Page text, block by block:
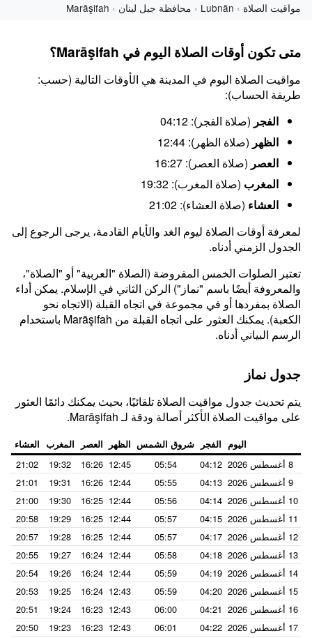
مواقيت الصلاة Lubnān محافظة جبل لبنان
متى تكون أوقات الصلاة اليوم في Marāşifah؟
مواقيت الصلاة اليوم في المدينة هي الأوقات التالية (حسب:
طريقة الحساب):
الفجر (صلاة الفجر): 04:12
الظهر (صلاة الظهر): 12:44
العصر (صلاة العصر): 16:27
المغرب (صلاة المغرب): 19:32
العشاء (صلاة العشاء): 21:02
لمعرفة أوقات الصلاة ليوم الغد والأيام القادمة، يرجى الرجوع إلى
الجدول الزمني أدناه.
تعتبر الصلوات الخمس المفروضة (الصلاة "العربية" أو "الصلاة"،
والمعروفة أيضًا باسم "نماز") الركن الثاني في الإسلام. يمكن أداء
الصلاة بمفردها أو في مجموعة في اتجاه القبلة (الاتجاه نحو
الكعبة). يمكنك العثور على اتجاه القبلة من Marāşifah باستخدام
الرسم البياني أدناه.
جدول نماز
يتم تحديث جدول مواقيت الصلاة تلقائيًا، بحيث يمكنك دائمًا العثور
على مواقيت الصلاة الأكثر أصالة ودقة لـ Marāşifah.
اليوم الفجر شروق الشمس الظهر العصر المغرب العشاء
8 أغسطس 2026 04:12
05:54
12:45
16:26
19:32
21:02
9 أغسطس 2026
04:13
05:55
12:44
16:26
19:31
21:01
10 أغسطس 2026
04:14
05:56
12:44
16:25
19:30
21:00
11 أغسطس 2026
04:15
05:57
12:44
16:25
19:29
20:58
12 أغسطس 2026
04:17
05:57
12:44
16:25
19:28
20:57
13 أغسطس 2026
04:18
05:58
12:44
16:24
19:27
20:55
14 أغسطس 2026
04:19
05:59
12:44
16:24
19:26
20:54
15 أغسطس 2026
04:20
05:59
12:43
16:24
19:25
20:53
16 أغسطس 2026
04:21
06:00
12:43
16:23
19:24
20:51
17 أغسطس 2026
04:22
06:01
12:43
16:23
19:23
20:50